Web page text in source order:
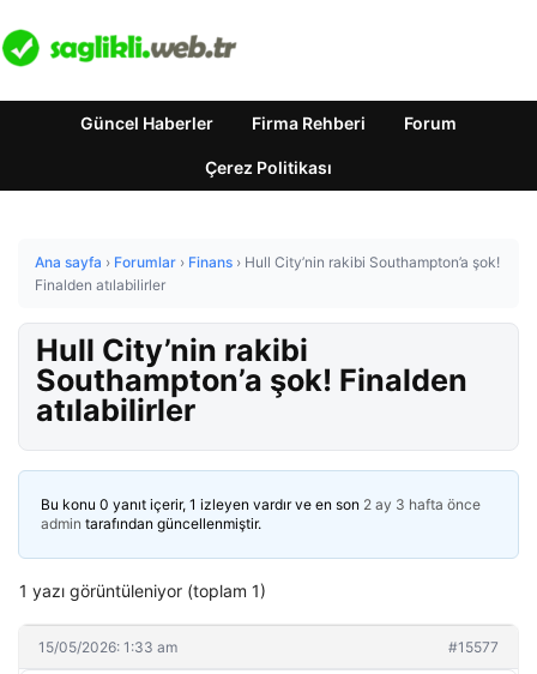
Güncel Haberler Firma Rehberi Forum
Çerez Politikası
Ana sayfa › Forumlar › Finans › Hull City’nin rakibi Southampton’a şok!
Finalden atılabilirler
Hull City’nin rakibi
Southampton’a şok! Finalden
atılabilirler
Bu konu 0 yanıt içerir, 1 izleyen vardır ve en son 2 ay 3 hafta önce
admin tarafından güncellenmiştir.
1 yazı görüntüleniyor (toplam 1)
15/05/2026: 1:33 am #15577